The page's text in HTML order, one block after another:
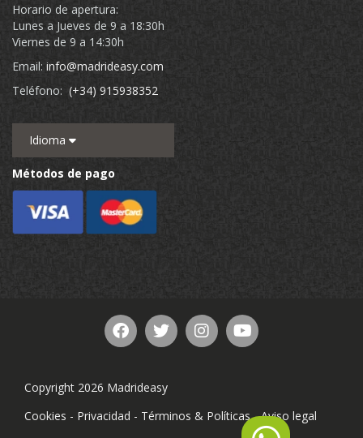
Horario de apertura:
Lunes a Jueves de 9 a 18:30h
Viernes de 9 a 14:30h
Email: info@madrideasy.com
Teléfono: (+34) 915938352
Idioma
Métodos de pago
Copyright 2026 Madrideasy
Cookies - Privacidad - Términos & Políticas-Aviso legal